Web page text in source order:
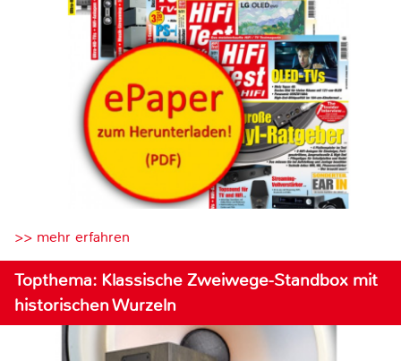
>> mehr erfahren
Topthema: Klassische Zweiwege-Standbox mit
historischen Wurzeln